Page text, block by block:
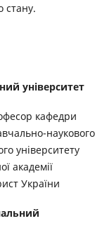
стану.
університет
кафедри
наукового
університету
академії
України